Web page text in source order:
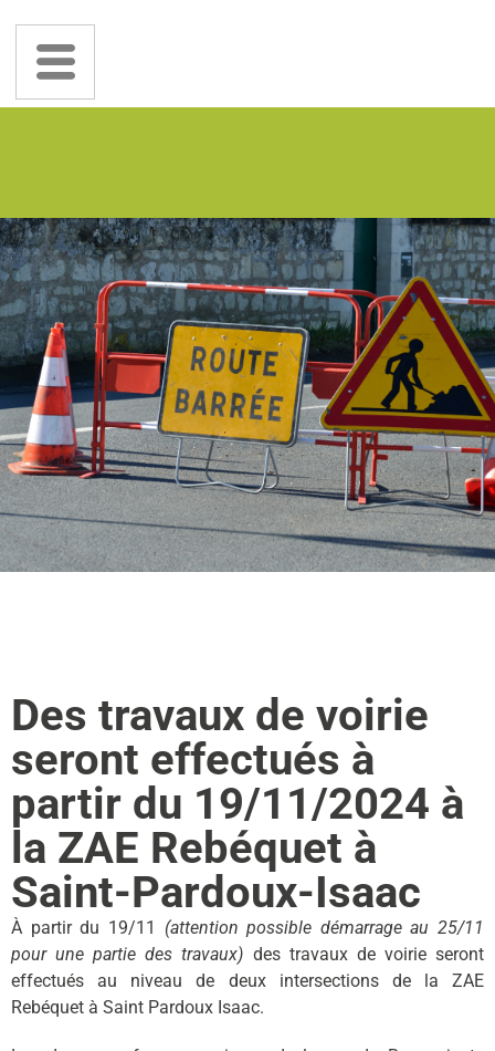
Des travaux de voirie
seront effectués à
partir du 19/11/2024 à
la ZAE Rebéquet à
Saint-Pardoux-Isaac
À partir du 19/11 (attention possible démarrage au 25/11
pour une partie des travaux) des travaux de voirie seront
effectués au niveau de deux intersections de la ZAE
Rebéquet à Saint Pardoux Isaac.